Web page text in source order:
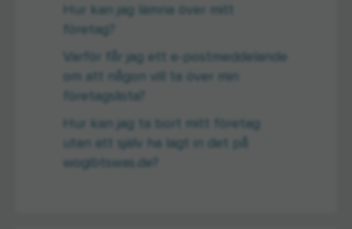
Hur kan jag lämna över mitt
företag?
Varför får jag ett e-postmeddelande
om att någon vill ta över min
företagslista?
Hur kan jag ta bort mitt företag
utan att själv ha lagt in det på
wogibtswas.de?